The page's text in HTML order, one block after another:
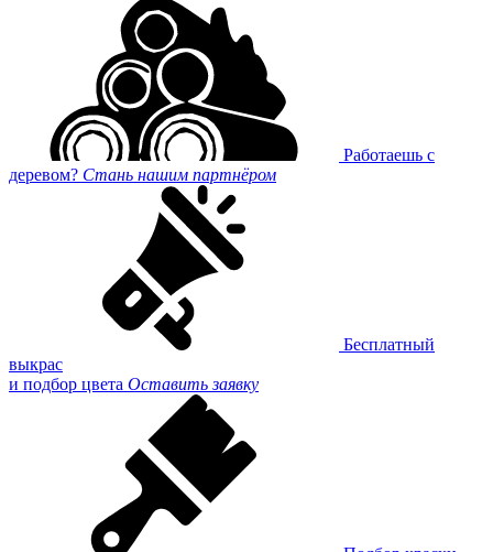
Работаешь с
деревом? Стань нашим партнёром
Бесплатный
выкрас
и подбор цвета Оставить заявку